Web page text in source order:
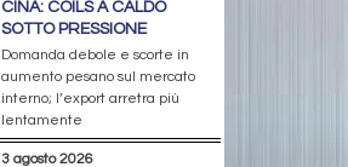
CINA: COILS A CALDO
SOTTO PRESSIONE
Domanda debole e scorte in
aumento pesano sul mercato
interno; l’export arretra più
lentamente
3 agosto 2026